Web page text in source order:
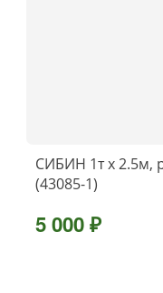
СИБИН 1т х 2.5м,
(43085-1)
5 000 ₽